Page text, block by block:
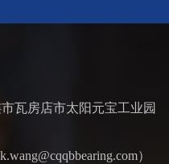
瓦房店市太阳元宝工业园
）